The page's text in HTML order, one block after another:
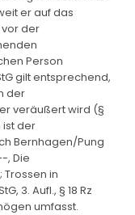
er auf das
der
Person
gilt entsprechend,
der
veräußert wird (§
ist der
Bernhagen/Pung
, Die
Trossen in
3. Aufl., § 18 Rz
umfasst.